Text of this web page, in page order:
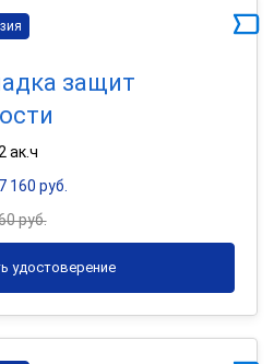
защит
ак.ч
160 руб.
руб.
удостоверение